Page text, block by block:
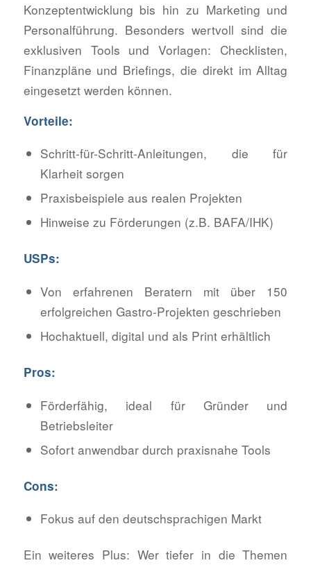
Konzeptentwicklung bis hin zu Marketing und
Personalführung. Besonders wertvoll sind die
exklusiven Tools und Vorlagen: Checklisten,
Finanzpläne und Briefings, die direkt im Alltag
eingesetzt werden können.
Vorteile:
Schritt-für-Schritt-Anleitungen, die für
Klarheit sorgen
Praxisbeispiele aus realen Projekten
Hinweise zu Förderungen (z.B. BAFA/IHK)
USPs:
Von erfahrenen Beratern mit über 150
erfolgreichen Gastro-Projekten geschrieben
Hochaktuell, digital und als Print erhältlich
Pros:
Förderfähig, ideal für Gründer und
Betriebsleiter
Sofort anwendbar durch praxisnahe Tools
Cons:
Fokus auf den deutschsprachigen Markt
Ein weiteres Plus: Wer tiefer in die Themen